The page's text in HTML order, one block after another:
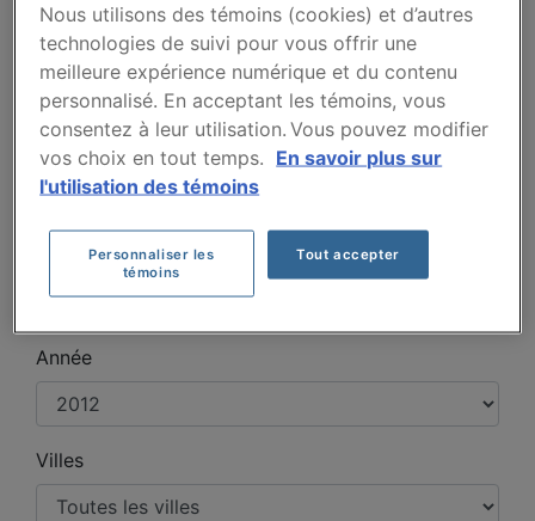
Voyez les primes payées par nos clients
pour leur assurance auto de marque JEEP
LIBERTY JET 2012
Cliquez ici pour économiser sur votre
Modèles disponibles
Année
Villes
Nous utilisons des témoins (cookies) et d’autres
technologies de suivi pour vous offrir une
meilleure expérience numérique et du contenu
personnalisé. En acceptant les témoins, vous
consentez à leur utilisation. Vous pouvez modifier
vos choix en tout temps. En savoir plus sur
l'utilisation des témoins
Personnaliser les
témoins
Tout accepter